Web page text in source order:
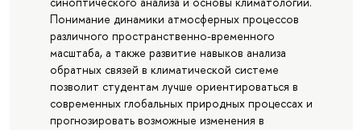
Понимание динамики атмосферных процессов
различного пространственно-временного
масштаба, а также развитие навыков анализа
обратных связей в климатической системе
позволит студентам лучше ориентироваться в
современных глобальных природных процессах и
прогнозировать возможные изменения в